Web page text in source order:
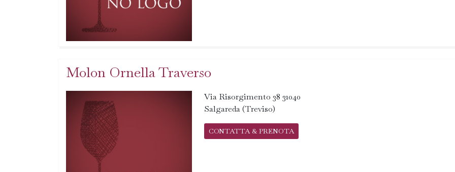
Molon Ornella Traverso
Via Risorgimento 38 31040
Salgareda (Treviso)
CONTATTA & PRENOTA